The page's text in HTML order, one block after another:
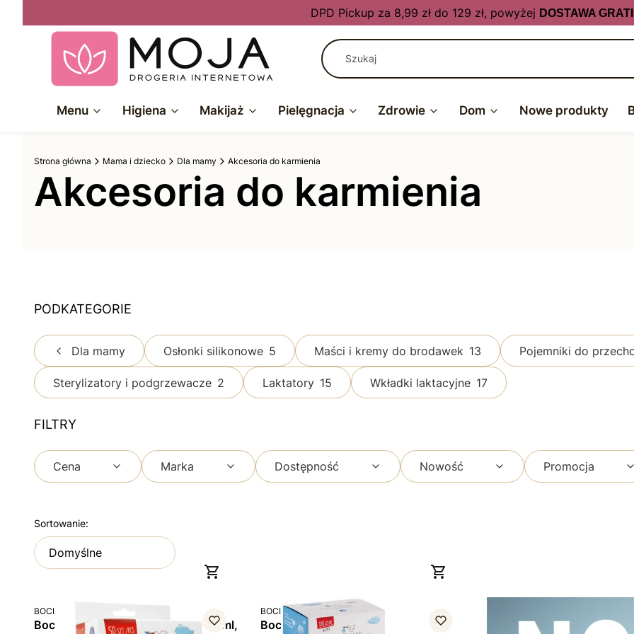
DPD Pickup za 8,99 zł do 129 zł, powyżej DOSTAWA
Menu Higiena Makijaż Pielęgnacja Zdrowie Dom Nowe produkty
Strona główna Mama i dziecko Dla mamy Akcesoria do karmienia
Akcesoria do karmienia
PODKATEGORIE
Dla mamy Osłonki silikonowe 5 Maści i kremy do brodawek 13 Pojemniki do
Sterylizatory i podgrzewacze 2 Laktatory 15 Wkładki laktacyjne 17
FILTRY
Cena Marka Dostępność Nowość Promocja
Lista produktów
Sortowanie:
Domyślne
PRODUCENT
BOCIOLAND
Bocioland, torebki na pokarm 200 ml,
PRODUCENT
BOCIOLAND
Bocioland, wkładki laktacyjne, 100